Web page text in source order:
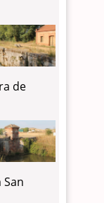
de
San